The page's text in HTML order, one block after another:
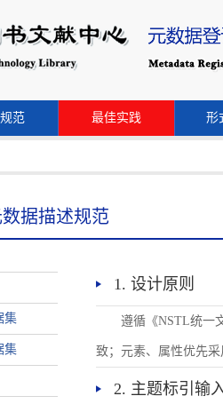
范 最佳实践 形
据描述规范
集
集
1. 设计原则
遵循《NSTL统一
致；元素、属性优先
2. 主题标引输